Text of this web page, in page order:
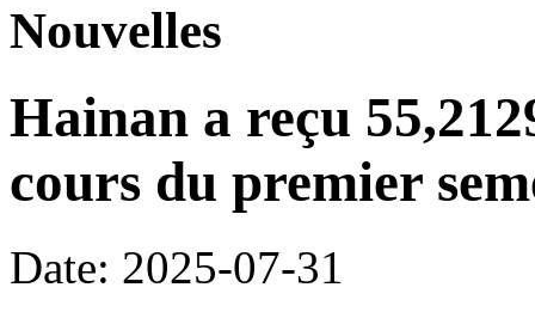
Nouvelles
Hainan a reçu
cours du premier
Date: 2025-07-31